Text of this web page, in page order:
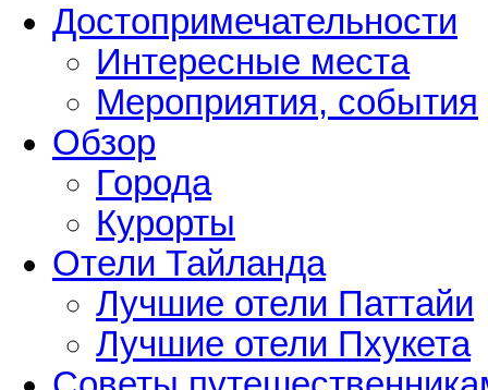
Достопримечательности
Интересные места
Мероприятия, события
Обзор
Города
Курорты
Отели Тайланда
Лучшие отели Паттайи
Лучшие отели Пхукета